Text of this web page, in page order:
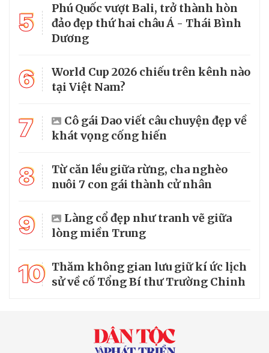
5
Phú Quốc vượt Bali, trở thành hòn
đảo đẹp thứ hai châu Á - Thái Bình
Dương
6
World Cup 2026 chiếu trên kênh nào
tại Việt Nam?
7
Cô gái Dao viết câu chuyện đẹp về
khát vọng cống hiến
8
Từ căn lều giữa rừng, cha nghèo
nuôi 7 con gái thành cử nhân
9
Làng cổ đẹp như tranh vẽ giữa
lòng miền Trung
10 Thăm không gian lưu giữ kí ức lịch
sử về cố Tổng Bí thư Trường Chinh